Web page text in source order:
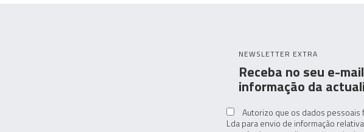
NEWSLETTER EXTRA
Receba no seu e-mail
informação da
Autorizo que os dados pessoais
Lda para envio de informação